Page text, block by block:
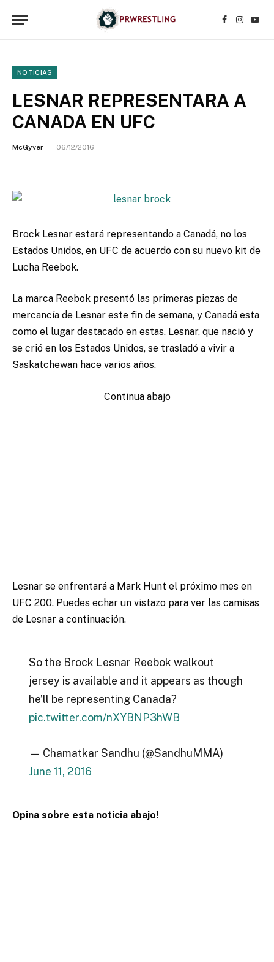
Facebook
NOTICIAS
LESNAR REPRESENTARA A
CANADA EN UFC
McGyver 06/12/2016
Brock Lesnar estará representando a Canadá, no los
Estados Unidos, en UFC de acuerdo con su nuevo kit de
Lucha Reebok.
La marca Reebok presentó las primeras piezas de
mercancía de Lesnar este fin de semana, y Canadá esta
como el lugar destacado en estas. Lesnar, que nació y
se crió en los Estados Unidos, se trasladó a vivir a
Saskatchewan hace varios años.
Continua abajo
Lesnar se enfrentará a Mark Hunt el próximo mes en
UFC 200. Puedes echar un vistazo para ver las camisas
de Lesnar a continuación.
So the Brock Lesnar Reebok walkout
jersey is available and it appears as though
he’ll be representing Canada?
pic.twitter.com/nXYBNP3hWB
— Chamatkar Sandhu (@SandhuMMA)
June 11, 2016
Opina sobre esta noticia abajo!